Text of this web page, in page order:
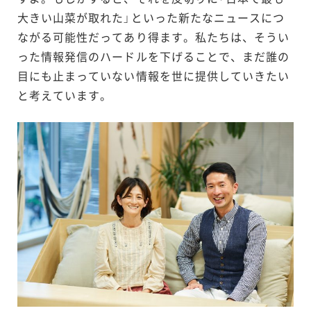
大きい山菜が取れた」といった新たなニュースにつ
ながる可能性だってあり得ます。私たちは、そうい
った情報発信のハードルを下げることで、まだ誰の
目にも止まっていない情報を世に提供していきたい
と考えています。